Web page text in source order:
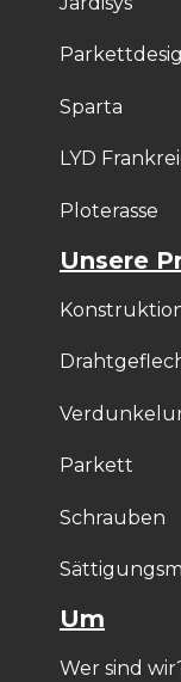
Sparta
LYD
Ploterasse
Unsere
Parkett
Schrauben
Um
Wer sind